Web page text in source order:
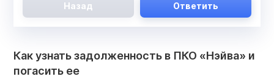
Назад Ответить
Как узнать задолженность в ПКО «Нэйва» и
погасить ее